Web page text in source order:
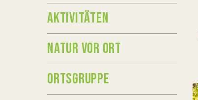
AKTIVITÄTEN
NATUR VOR ORT
ORTSGRUPPE